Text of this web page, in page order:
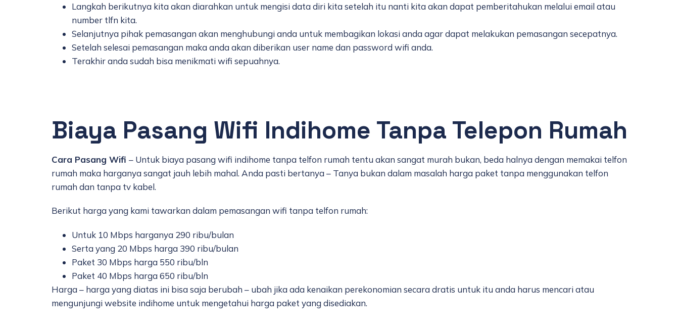
Langkah berikutnya kita akan diarahkan untuk mengisi data diri kita setelah itu nanti kita akan dapat pemberitahukan melalui email atau
number tlfn kita.
Selanjutnya pihak pemasangan akan menghubungi anda untuk membagikan lokasi anda agar dapat melakukan pemasangan secepatnya.
Setelah selesai pemasangan maka anda akan diberikan user name dan password wifi anda.
Terakhir anda sudah bisa menikmati wifi sepuahnya.
Biaya Pasang Wifi Indihome Tanpa Telepon Rumah
Cara Pasang Wifi – Untuk biaya pasang wifi indihome tanpa telfon rumah tentu akan sangat murah bukan, beda halnya dengan memakai telfon
rumah maka harganya sangat jauh lebih mahal. Anda pasti bertanya – Tanya bukan dalam masalah harga paket tanpa menggunakan telfon
rumah dan tanpa tv kabel.
Berikut harga yang kami tawarkan dalam pemasangan wifi tanpa telfon rumah:
Untuk 10 Mbps harganya 290 ribu/bulan
Serta yang 20 Mbps harga 390 ribu/bulan
Paket 30 Mbps harga 550 ribu/bln
Paket 40 Mbps harga 650 ribu/bln
Harga – harga yang diatas ini bisa saja berubah – ubah jika ada kenaikan perekonomian secara dratis untuk itu anda harus mencari atau
mengunjungi website indihome untuk mengetahui harga paket yang disediakan.